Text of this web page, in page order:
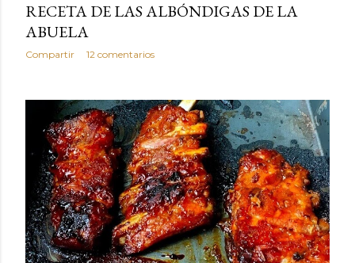
RECETA DE LAS ALBÓNDIGAS DE LA
ABUELA
Compartir 12 comentarios